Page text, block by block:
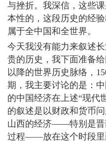
与挫折。我深信，这些
本性的，这段历史的经
属于全中国和全世界。
今天我没有能力来叙述
贵的历史，我下面准备
以降的世界历史脉络，
期，我主要讨论的是：
的中国经济在上述“现代
的叙述是以财政和货币
山西的经济――特别是晋
过程――放在这个时段里